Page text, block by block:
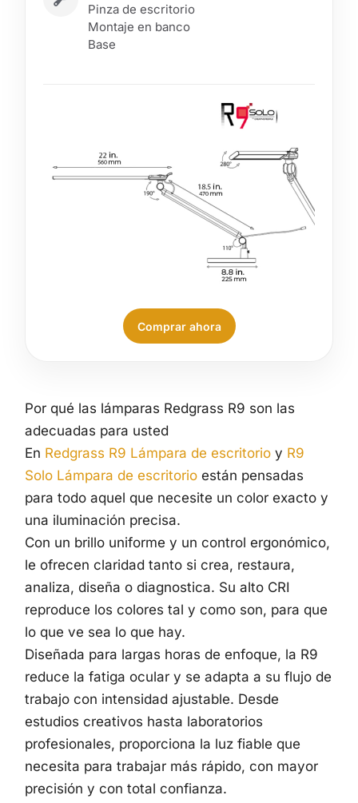
Pinza de escritorio
Montaje en banco
Base
Comprar ahora
Por qué las lámparas Redgrass R9 son las
adecuadas para usted
En Redgrass R9 Lámpara de escritorio y R9
Solo Lámpara de escritorio están pensadas
para todo aquel que necesite un color exacto y
una iluminación precisa.
Con un brillo uniforme y un control ergonómico,
le ofrecen claridad tanto si crea, restaura,
analiza, diseña o diagnostica. Su alto CRI
reproduce los colores tal y como son, para que
lo que ve sea lo que hay.
Diseñada para largas horas de enfoque, la R9
reduce la fatiga ocular y se adapta a su flujo de
trabajo con intensidad ajustable. Desde
estudios creativos hasta laboratorios
profesionales, proporciona la luz fiable que
necesita para trabajar más rápido, con mayor
precisión y con total confianza.